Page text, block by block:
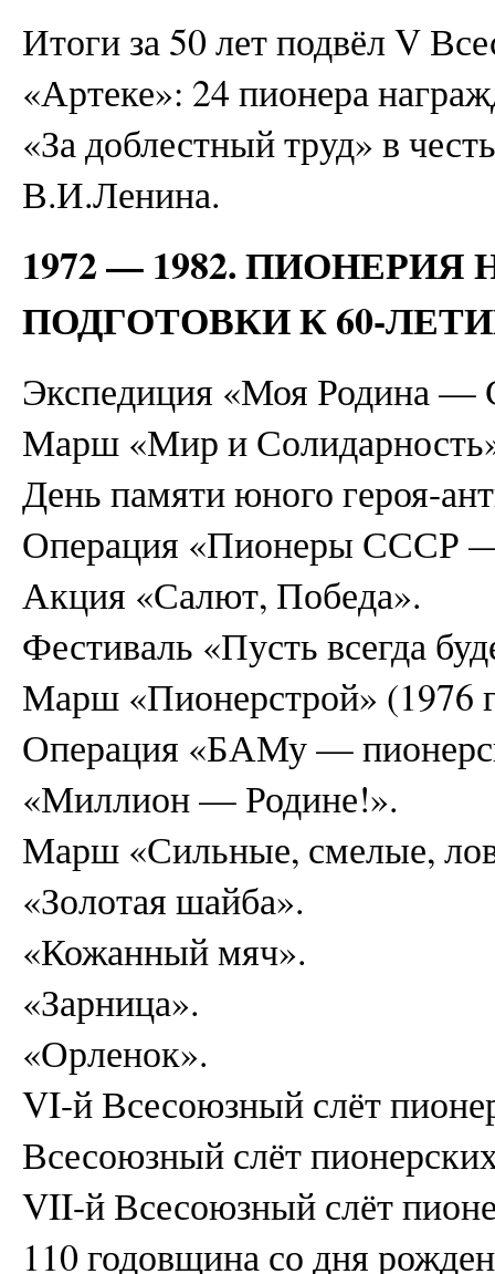
Итоги за 50 лет подвёл V
«Артеке»: 24 пионера
«За доблестный труд» в
В.И.Ленина.
1972 — 1982.
ПОДГОТОВКИ К 60-
Экспедиция «Моя Родина
Марш «Мир и
День памяти юного героя-
Операция «Пионеры СССР
Акция «Салют, Победа».
Фестиваль «Пусть всегда
Марш «Пионерстрой» (1976
Операция «БАМу —
«Миллион — Родине!».
Марш «Сильные, смелые,
«Золотая шайба».
«Кожанный мяч».
«Зарница».
«Орленок».
VI-й Всесоюзный слёт
Всесоюзный слёт
VII-й Всесоюзный слёт
110 годовщина со дня